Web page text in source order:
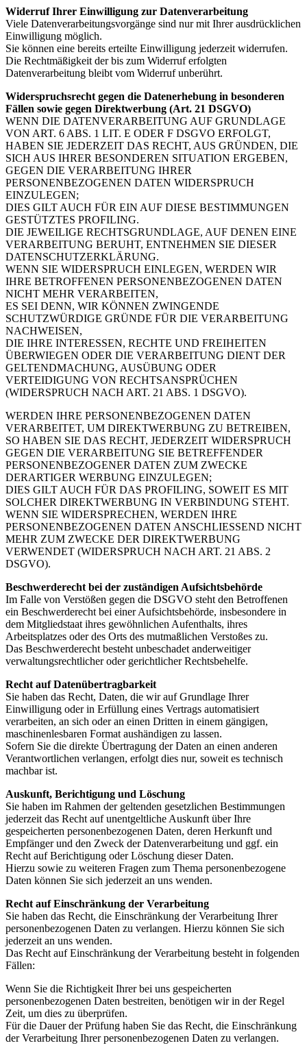
Widerruf Ihrer Einwilligung zur Datenverarbeitung
Viele Datenverarbeitungsvorgänge sind nur mit Ihrer ausdrücklichen
Einwilligung möglich.
Sie können eine bereits erteilte Einwilligung jederzeit widerrufen.
Die Rechtmäßigkeit der bis zum Widerruf erfolgten
Datenverarbeitung bleibt vom Widerruf unberührt.
Widerspruchsrecht gegen die Datenerhebung in besonderen
Fällen sowie gegen Direktwerbung (Art. 21 DSGVO)
WENN DIE DATENVERARBEITUNG AUF GRUNDLAGE
VON ART. 6 ABS. 1 LIT. E ODER F DSGVO ERFOLGT,
HABEN SIE JEDERZEIT DAS RECHT, AUS GRÜNDEN, DIE
SICH AUS IHRER BESONDEREN SITUATION ERGEBEN,
GEGEN DIE VERARBEITUNG IHRER
PERSONENBEZOGENEN DATEN WIDERSPRUCH
EINZULEGEN;
DIES GILT AUCH FÜR EIN AUF DIESE BESTIMMUNGEN
GESTÜTZTES PROFILING.
DIE JEWEILIGE RECHTSGRUNDLAGE, AUF DENEN EINE
VERARBEITUNG BERUHT, ENTNEHMEN SIE DIESER
DATENSCHUTZERKLÄRUNG.
WENN SIE WIDERSPRUCH EINLEGEN, WERDEN WIR
IHRE BETROFFENEN PERSONENBEZOGENEN DATEN
NICHT MEHR VERARBEITEN,
ES SEI DENN, WIR KÖNNEN ZWINGENDE
SCHUTZWÜRDIGE GRÜNDE FÜR DIE VERARBEITUNG
NACHWEISEN,
DIE IHRE INTERESSEN, RECHTE UND FREIHEITEN
ÜBERWIEGEN ODER DIE VERARBEITUNG DIENT DER
GELTENDMACHUNG, AUSÜBUNG ODER
VERTEIDIGUNG VON RECHTSANSPRÜCHEN
(WIDERSPRUCH NACH ART. 21 ABS. 1 DSGVO).
WERDEN IHRE PERSONENBEZOGENEN DATEN
VERARBEITET, UM DIREKTWERBUNG ZU BETREIBEN,
SO HABEN SIE DAS RECHT, JEDERZEIT WIDERSPRUCH
GEGEN DIE VERARBEITUNG SIE BETREFFENDER
PERSONENBEZOGENER DATEN ZUM ZWECKE
DERARTIGER WERBUNG EINZULEGEN;
DIES GILT AUCH FÜR DAS PROFILING, SOWEIT ES MIT
SOLCHER DIREKTWERBUNG IN VERBINDUNG STEHT.
WENN SIE WIDERSPRECHEN, WERDEN IHRE
PERSONENBEZOGENEN DATEN ANSCHLIESSEND NICHT
MEHR ZUM ZWECKE DER DIREKTWERBUNG
VERWENDET (WIDERSPRUCH NACH ART. 21 ABS. 2
DSGVO).
Beschwerderecht bei der zuständigen Aufsichtsbehörde
Im Falle von Verstößen gegen die DSGVO steht den Betroffenen
ein Beschwerderecht bei einer Aufsichtsbehörde, insbesondere in
dem Mitgliedstaat ihres gewöhnlichen Aufenthalts, ihres
Arbeitsplatzes oder des Orts des mutmaßlichen Verstoßes zu.
Das Beschwerderecht besteht unbeschadet anderweitiger
verwaltungsrechtlicher oder gerichtlicher Rechtsbehelfe.
Recht auf Datenübertragbarkeit
Sie haben das Recht, Daten, die wir auf Grundlage Ihrer
Einwilligung oder in Erfüllung eines Vertrags automatisiert
verarbeiten, an sich oder an einen Dritten in einem gängigen,
maschinenlesbaren Format aushändigen zu lassen.
Sofern Sie die direkte Übertragung der Daten an einen anderen
Verantwortlichen verlangen, erfolgt dies nur, soweit es technisch
machbar ist.
Auskunft, Berichtigung und Löschung
Sie haben im Rahmen der geltenden gesetzlichen Bestimmungen
jederzeit das Recht auf unentgeltliche Auskunft über Ihre
gespeicherten personenbezogenen Daten, deren Herkunft und
Empfänger und den Zweck der Datenverarbeitung und ggf. ein
Recht auf Berichtigung oder Löschung dieser Daten.
Hierzu sowie zu weiteren Fragen zum Thema personenbezogene
Daten können Sie sich jederzeit an uns wenden.
Recht auf Einschränkung der Verarbeitung
Sie haben das Recht, die Einschränkung der Verarbeitung Ihrer
personenbezogenen Daten zu verlangen. Hierzu können Sie sich
jederzeit an uns wenden.
Das Recht auf Einschränkung der Verarbeitung besteht in folgenden
Fällen:
Wenn Sie die Richtigkeit Ihrer bei uns gespeicherten
personenbezogenen Daten bestreiten, benötigen wir in der Regel
Zeit, um dies zu überprüfen.
Für die Dauer der Prüfung haben Sie das Recht, die Einschränkung
der Verarbeitung Ihrer personenbezogenen Daten zu verlangen.